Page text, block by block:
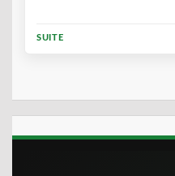
SUITE